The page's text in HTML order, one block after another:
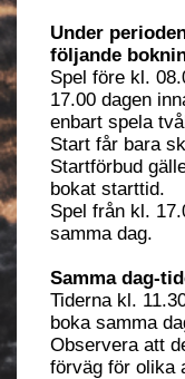
Under
följande
Spel före kl.
17.00 dagen
enbart spela
Start får bara
Startförbud
bokat starttid.
Spel från kl.
samma dag.
Samma dag-
Tiderna kl.
boka samma
Observera att
förväg för olika